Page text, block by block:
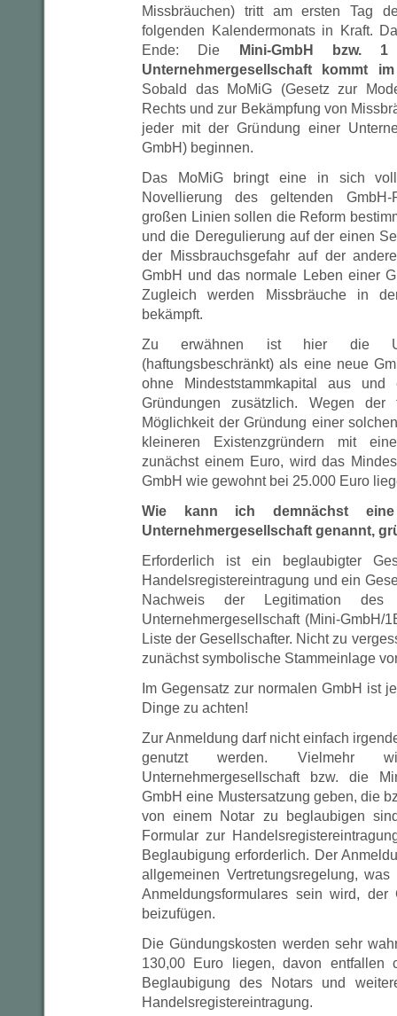
Missbräuchen) tritt am ersten Tag
folgenden Kalendermonats in Kraft.
Ende: Die
Mini-GmbH bzw.
Unternehmergesellschaft kommt
Sobald das MoMiG (Gesetz zur
Rechts und zur Bekämpfung von
jeder mit der Gründung einer
GmbH) beginnen.
Das MoMiG bringt eine in sich
Novellierung des geltenden
großen Linien sollen die Reform
und die Deregulierung auf der einen
der Missbrauchsgefahr auf der
GmbH und das normale Leben einer
Zugleich werden Missbräuche in
bekämpft.
Zu erwähnen ist hier die
(haftungsbeschränkt) als eine neue
ohne Mindeststammkapital aus und
Gründungen zusätzlich. Wegen
Möglichkeit der Gründung einer
kleineren Existenzgründern mit
zunächst einem Euro, wird das
GmbH wie gewohnt bei 25.000 Euro
Wie kann ich demnächst eine
Unternehmergesellschaft genannt,
Erforderlich ist ein beglaubigter
Handelsregistereintragung und ein
Nachweis der Legitimation des
Unternehmergesellschaft (Mini-GmbH/
Liste der Gesellschafter. Nicht zu
zunächst symbolische Stammeinlage
Im Gegensatz zur normalen GmbH ist
Dinge zu achten!
Zur Anmeldung darf nicht einfach
genutzt werden.
Unternehmergesellschaft bzw. die
GmbH eine Mustersatzung geben, die
von einem Notar zu beglaubigen
Formular zur
Beglaubigung erforderlich. Der
allgemeinen Vertretungsregelung,
Anmeldungsformulares sein wird, der
beizufügen.
Die Gündungskosten werden sehr
130,00 Euro liegen, davon entfallen
Beglaubigung des Notars und
Handelsregistereintragung.